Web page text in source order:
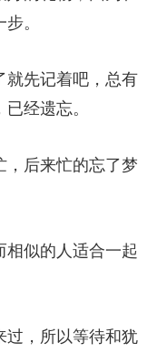
。
就先记着吧，总有
经遗忘。
，后来忙的忘了梦
相似的人适合一起
过，所以等待和犹